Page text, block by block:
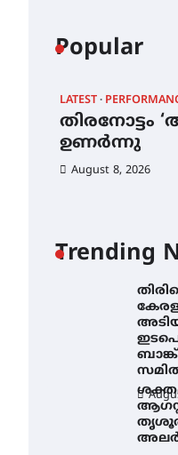
Popular
LATEST
തിരനോട്ടം
ഉണർന്നു
August 8, 2026
Trending
തൃശൂർ